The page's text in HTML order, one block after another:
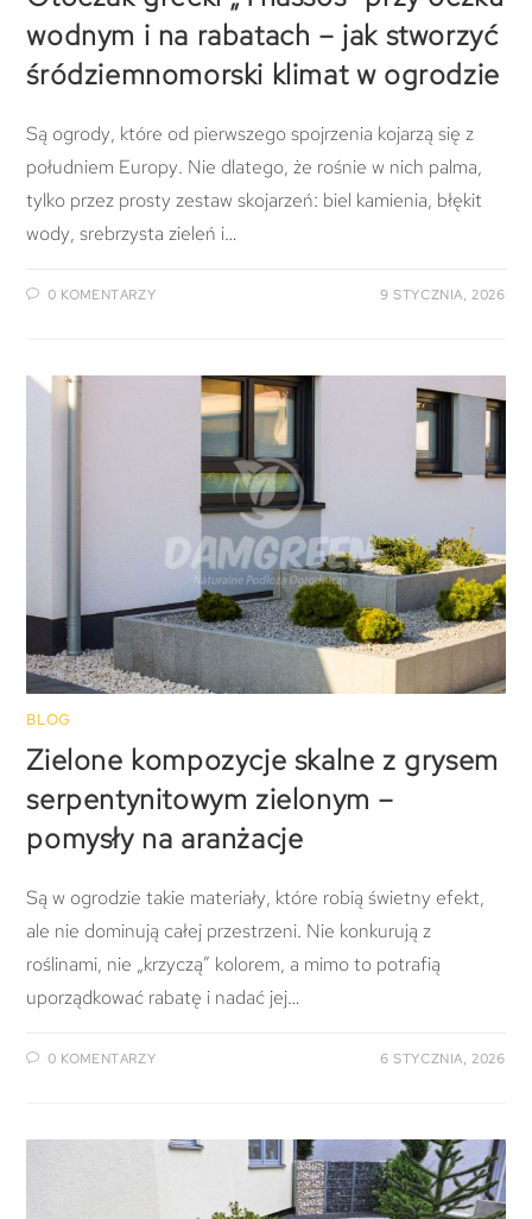
wodnym i na rabatach – jak stworzyć
śródziemnomorski klimat w ogrodzie
Są ogrody, które od pierwszego spojrzenia kojarzą się z
południem Europy. Nie dlatego, że rośnie w nich palma,
tylko przez prosty zestaw skojarzeń: biel kamienia, błękit
wody, srebrzysta zieleń i…
0 KOMENTARZY 9 STYCZNIA, 2026
BLOG
Zielone kompozycje skalne z grysem
serpentynitowym zielonym –
pomysły na aranżacje
Są w ogrodzie takie materiały, które robią świetny efekt,
ale nie dominują całej przestrzeni. Nie konkurują z
roślinami, nie „krzyczą” kolorem, a mimo to potrafią
uporządkować rabatę i nadać jej…
0 KOMENTARZY 6 STYCZNIA, 2026